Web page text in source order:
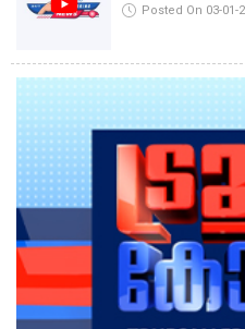
Posted On 03-01-